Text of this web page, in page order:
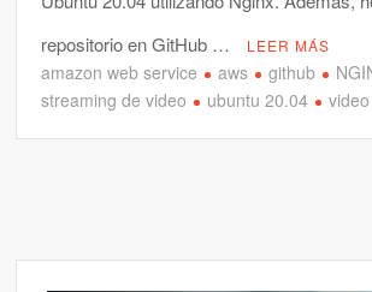
repositorio en GitHub …
LEER MÁS
amazon web service aws github
streaming de video
ubuntu 20.04